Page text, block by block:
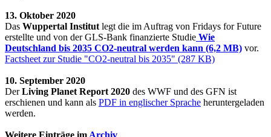
13. Oktober 2020
Das Wuppertal Institut legt die im Auftrag von Fridays for Future
erstellte und von der GLS-Bank finanzierte Studie Wie
Deutschland bis 2035 CO2-neutral werden kann (6,2 MB) vor.
Factsheet zur Studie "CO2-neutral bis 2035" (287 KB)
10. September 2020
DerLiving Planet Report 2020 des WWF und des GFN ist
erschienen und kann als PDF in englischer Sprache heruntergeladen
werden.
Weitere Einträge im Archiv